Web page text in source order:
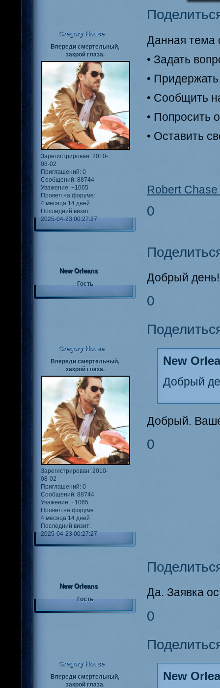
Gregory House
Впереди смертельный,
закрой глаза.
Зарегистрирован: 2010-
08-02
Приглашений: 0
Сообщений: 88744
Уважение: +1065
Провел на форуме:
4 месяца 14 дней
Последний визит:
2025-04-23 00:27:27
Данная тема
• Задать
•
• Сообщить
• Попросить
• Оставить
Robert
0
New Orleans
Гость Добрый
0
Gregory House
Впереди смертельный,
закрой глаза.
Зарегистрирован: 2010-
08-02
Приглашений: 0
Сообщений: 88744
Уважение: +1065
Провел на форуме:
4 месяца 14 дней
Последний визит:
2025-04-23 00:27:27
New
Добрый
Добрый.
0
New Orleans
Гость Да. Заявка
0
Gregory House
Впереди смертельный,
закрой глаза.
New